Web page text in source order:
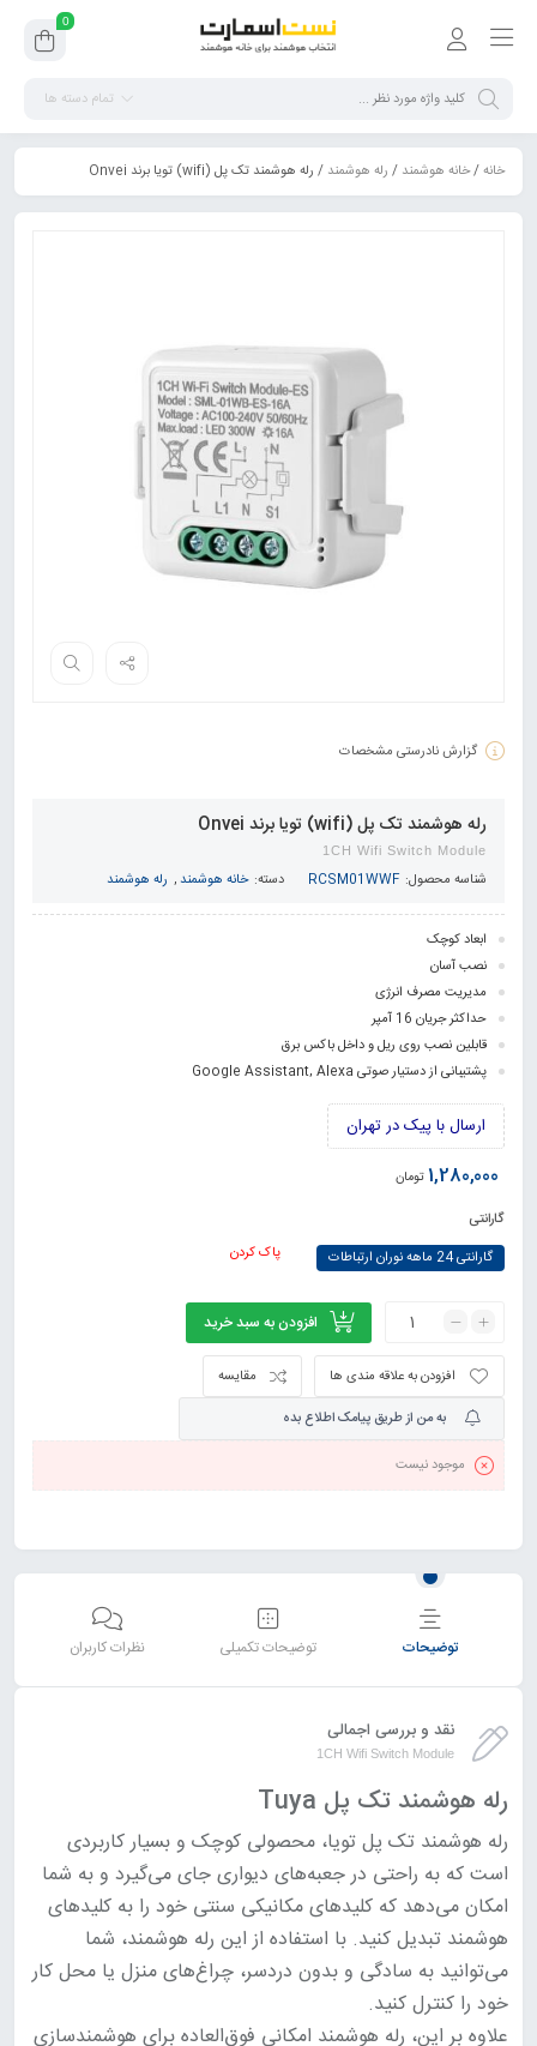
0
تمام دسته ها
خانه/خانه هوشمند / رله هوشمند / رله هوشمند تک پل (wifi) تویا برند Onvei
گزارش نادرستی مشخصات
رله هوشمند تک پل (wifi) تویا برند Onvei
1CH Wifi Switch Module
شناسه محصول: RCSM01WWF دسته: خانه هوشمند , رله هوشمند
ابعاد کوچک
نصب آسان
مدیریت مصرف انرژی
حداکثر جریان 16 آمپر
قابلین نصب روی ریل و داخل باکس برق
پشتیبانی از دستیار صوتی Google Assistant, Alexa
ارسال با پیک در تهران
1,280,000 تومان
گارانتی
گارانتی 24 ماهه نوران ارتباطات
پاک کردن
افزودن به سبد خرید
مقایسه
افزودن به علاقه مندی ها
به من از طریق پیامک اطلاع بده
موجود نیست
توضیحات توضیحات تکمیلی نظرات کاربران
نقد و بررسی اجمالی
1CH Wifi Switch Module
رله هوشمند تک پل Tuya
رله هوشمند تک پل تویا، محصولی کوچک و بسیار کاربردی
است که به راحتی در جعبه‌های دیواری جای می‌گیرد و به شما
امکان می‌دهد که کلیدهای مکانیکی سنتی خود را به کلیدهای
هوشمند تبدیل کنید. با استفاده از این رله هوشمند، شما
می‌توانید به سادگی و بدون دردسر، چراغ‌های منزل یا محل کار
خود را کنترل کنید.
علاوه بر این، رله هوشمند امکانی فوق‌العاده برای هوشمندسازی